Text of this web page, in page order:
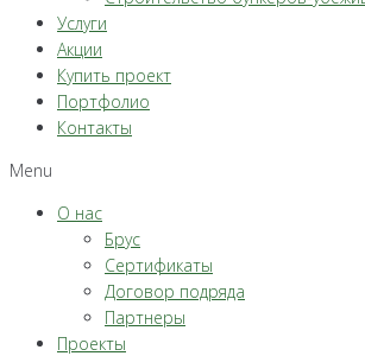
Услуги
Акции
Купить проект
Портфолио
Контакты
Menu
О нас
Брус
Сертификаты
Договор подряда
Партнеры
Проекты